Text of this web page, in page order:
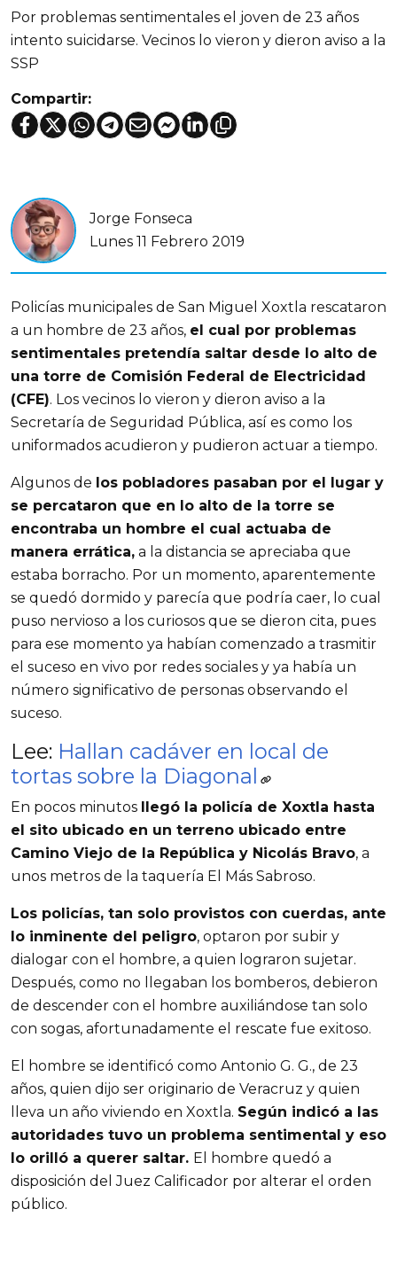
Por problemas sentimentales el joven de 23 años
intento suicidarse. Vecinos lo vieron y dieron aviso a la
SSP
Compartir:
Jorge Fonseca
Lunes 11 Febrero 2019
Policías municipales de San Miguel Xoxtla rescataron
a un hombre de 23 años, el cual por problemas
sentimentales pretendía saltar desde lo alto de
una torre de Comisión Federal de Electricidad
(CFE). Los vecinos lo vieron y dieron aviso a la
Secretaría de Seguridad Pública, así es como los
uniformados acudieron y pudieron actuar a tiempo.
Algunos de los pobladores pasaban por el lugar y
se percataron que en lo alto de la torre se
encontraba un hombre el cual actuaba de
manera errática, a la distancia se apreciaba que
estaba borracho. Por un momento, aparentemente
se quedó dormido y parecía que podría caer, lo cual
puso nervioso a los curiosos que se dieron cita, pues
para ese momento ya habían comenzado a trasmitir
el suceso en vivo por redes sociales y ya había un
número significativo de personas observando el
suceso.
Lee: Hallan cadáver en local de
tortas sobre la Diagonal
En pocos minutos
llegó la policía de Xoxtla hasta
el sito ubicado en un terreno ubicado entre
Camino Viejo de la República y Nicolás Bravo, a
unos metros de la taquería El Más Sabroso.
Los policías, tan solo provistos con cuerdas, ante
lo inminente del peligro, optaron por subir y
dialogar con el hombre, a quien lograron sujetar.
Después, como no llegaban los bomberos, debieron
de descender con el hombre auxiliándose tan solo
con sogas, afortunadamente el rescate fue exitoso.
El hombre se identificó como Antonio G. G., de 23
años, quien dijo ser originario de Veracruz y quien
lleva un año viviendo en Xoxtla. Según indicó a las
autoridades tuvo un problema sentimental y eso
lo orilló a querer saltar. El hombre quedó a
disposición del Juez Calificador por alterar el orden
público.